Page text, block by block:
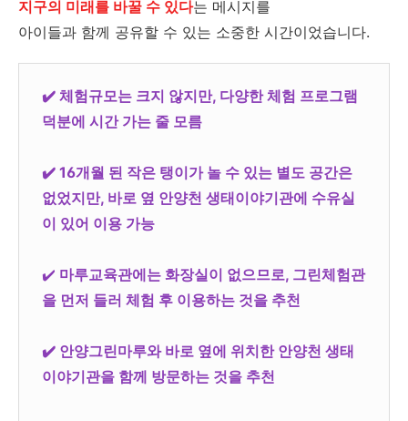
지구의 미래를 바꿀 수 있다는 메시지를
아이들과 함께 공유할 수 있는 소중한 시간이었습니다.
✔️ 체험규모는 크지 않지만, 다양한 체험 프로그램
덕분에 시간 가는 줄 모름
✔️ 16개월 된 작은 탱이가 놀 수 있는 별도 공간은
없었지만, 바로 옆 안양천 생태이야기관에 수유실
이 있어 이용 가능
✔️ 마루교육관에는 화장실이 없으므로, 그린체험관
을 먼저 들러 체험 후 이용하는 것을 추천
✔️ 안양그린마루와 바로 옆에 위치한 안양천 생태
이야기관을 함께 방문하는 것을 추천